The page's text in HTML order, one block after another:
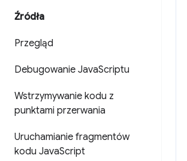
Źródła
Przegląd
Debugowanie JavaScriptu
Wstrzymywanie kodu z
punktami przerwania
Uruchamianie fragmentów
kodu JavaScript